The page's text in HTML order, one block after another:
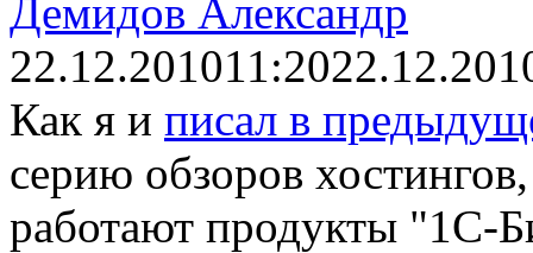
Демидов Александр
22.12.201011:20
Как я и писал в
серию обзоров
работают продукты "1С-